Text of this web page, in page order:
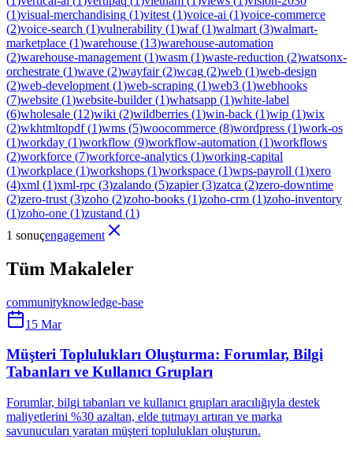
(1)visual-merchandising (1)vitest (1)voice-ai (1)voice-commerce
(2)voice-search (1)vulnerability (1)waf(1)walmart (3)walmart-
marketplace (1)warehouse (13)warehouse-automation
(2)warehouse-management (1)wasm (1)waste-reduction (2)watsonx-
orchestrate (1)wave (2)wayfair(2)wcag (2)web (1)web-design
(2)web-development (1)web-scraping (1)web3 (1)webhooks
(7)website (1)website-builder(1)whatsapp (1)white-label
(6)wholesale (12)wiki (2)wildberries (1)win-back (1)wip (1)wix
(2)wkhtmltopdf(1)wms (5)woocommerce (8)wordpress (1)work-os
(1)workday (1)workflow (9)workflow-automation (1)workflows
(2)workforce (7)workforce-analytics (1)working-capital
(1)workplace (1)workshops (1)workspace (1)wps-payroll (1)xero
(4)xml (1)xml-rpc (3)zalando (5)zapier(3)zatca (2)zero-downtime
(2)zero-trust (3)zoho (2)zoho-books (1)zoho-crm (1)zoho-inventory
(1)zoho-one (1)zustand (1)
1 sonuçengagement
Tüm Makaleler
communityknowledge-base
15 Mar
Müşteri Toplulukları Oluşturma: Forumlar, Bilgi
Tabanları ve Kullanıcı Grupları
Forumlar, bilgi tabanları ve kullanıcı grupları aracılığıyla destek
maliyetlerini %30 azaltan, elde tutmayı artıran ve marka
savunucuları yaratan müşteri toplulukları oluşturun.